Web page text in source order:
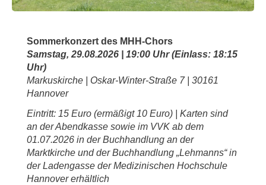
Sommerkonzert des MHH-Chors
Samstag, 29.08.2026 | 19:00 Uhr (Einlass: 18:15
Uhr)
Markuskirche | Oskar-Winter-Straße 7 | 30161
Hannover
Eintritt: 15 Euro (ermäßigt 10 Euro) | Karten sind
an der Abendkasse sowie im VVK ab dem
01.07.2026 in der Buchhandlung an der
Marktkirche und der Buchhandlung „Lehmanns“ in
der Ladengasse der Medizinischen Hochschule
Hannover erhältlich